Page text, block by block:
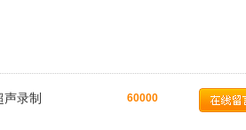
录制 60000